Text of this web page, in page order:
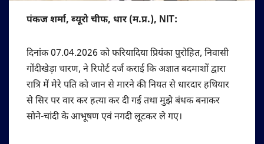
पंकज शर्मा, ब्यूरो चीफ, धार (म.प्र.), NIT:
दिनांक 07.04.2026 को फरियादिया प्रियंका पुरोहित, निवासी
गोंदीखेड़ा चारण, ने रिपोर्ट दर्ज कराई कि अज्ञात बदमाशों द्वारा
रात्रि में मेरे पति को जान से मारने की नियत से धारदार हथियार
से सिर पर वार कर हत्या कर दी गई तथा मुझे बंधक बनाकर
सोने-चांदी के आभूषण एवं नगदी लूटकर ले गए।